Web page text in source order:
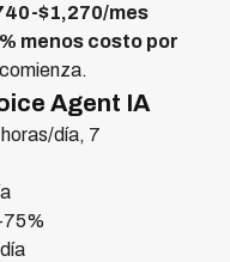
$1,270/mes
menos costo por
Agent IA
día, 7